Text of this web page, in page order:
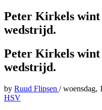
Peter Kirkels wint
wedstrijd.
Peter Kirkels wint
wedstrijd.
by Ruud Flipsen /woensdag,
HSV